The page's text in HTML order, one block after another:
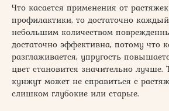
Что касается применения от
профилактики, то достаточно
небольшим количеством
достаточно эффективна, потому что
разглаживается, упругость
цвет становится значительно лучше.
кунжут может не справиться с
слишком глубокие или старые.